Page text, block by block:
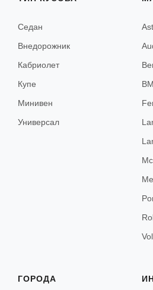
Седан
Внедорожник
Кабриолет
Купе
Минивен
Универсал
ГОРОДА